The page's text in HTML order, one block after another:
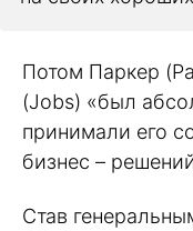
Потом Паркер
(Jobs) «был
принимали его
бизнес –
Став